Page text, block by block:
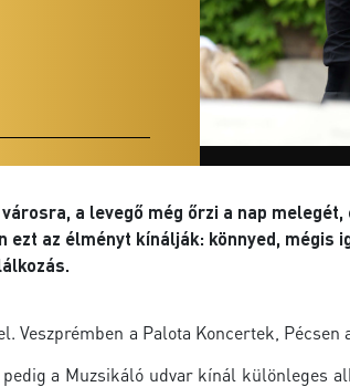
a levegő még őrzi a nap
az élményt kínálják: könnyed,
a Palota Koncertek,
a Muzsikáló udvar kínál különleges